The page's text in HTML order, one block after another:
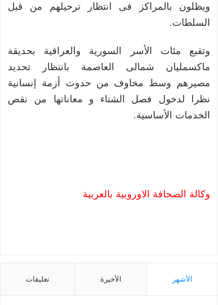
ويظلون بالمراكز فى انتظار ترحيلهم من قبل
السلطات.
وتقبع مئات الأسر السورية والعراقية بحديقة
ماكسمليان شمالى العاصمة بانتظار تحديد
مصيرهم وسط مخاوف من حدوث أزمة إنسانية
نظرا لدخول فصل الشتاء و معاناتها من نقص
الخدمات الأساسية.
وكالة الصحافة الاوروبية بالعربية
الأشهر الأخيرة تعليقات